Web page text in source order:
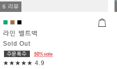
6 리뷰
라인 벨트백
Sold Out
★★★★★ 4.9